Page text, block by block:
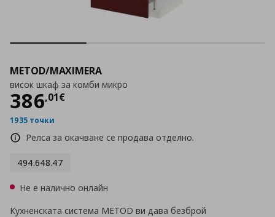
METOD/MAXIMERA
висок шкаф за комби микро
386,01€
Цена
1935 точки
Релса за окачване се продава отделно.
494.648.47
Не е налично онлайн
Кухненската система METOD ви дава безброй